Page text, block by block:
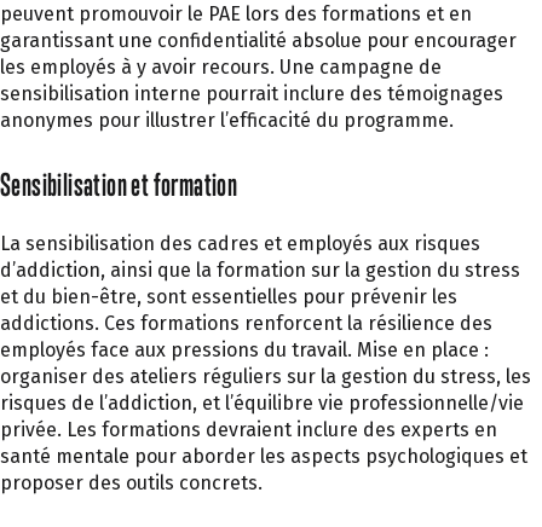
peuvent promouvoir le PAE lors des formations et en
garantissant une confidentialité absolue pour encourager
les employés à y avoir recours. Une campagne de
sensibilisation interne pourrait inclure des témoignages
anonymes pour illustrer l’efficacité du programme.
Sensibilisation et formation
La sensibilisation des cadres et employés aux risques
d’addiction, ainsi que la formation sur la gestion du stress
et du bien-être, sont essentielles pour prévenir les
addictions. Ces formations renforcent la résilience des
employés face aux pressions du travail. Mise en place :
organiser des ateliers réguliers sur la gestion du stress, les
risques de l’addiction, et l’équilibre vie professionnelle/vie
privée. Les formations devraient inclure des experts en
santé mentale pour aborder les aspects psychologiques et
proposer des outils concrets.